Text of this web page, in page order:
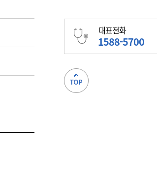
대표전화
1588-5700